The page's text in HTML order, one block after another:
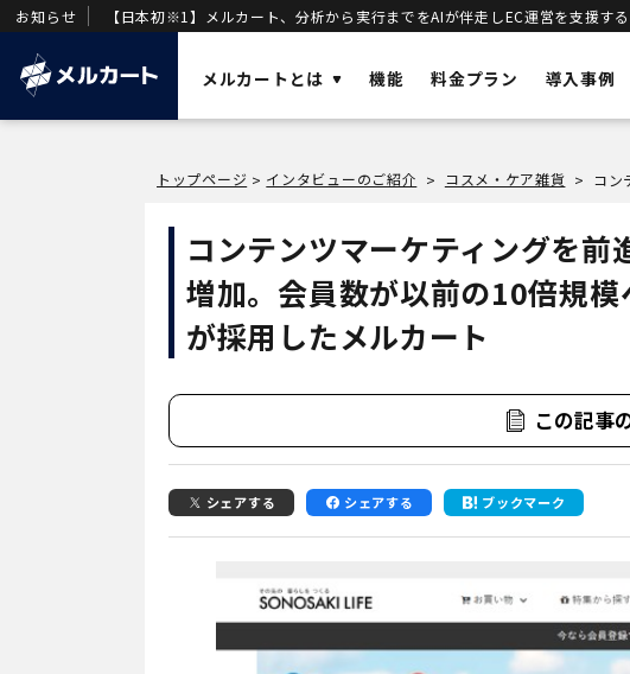
お知らせ 【日本初※1】メルカート、分析から実行までをAIが伴走しEC運営を支援す
メルカートとは
メルカートとは？
売上を加速させる「AIエージェント一体型
」を基盤に構築された次世代クラウド
OMO
DX
VOC
DWH
AIエージェント一体型DWH
機能 料金プラン 導入事例
トップページ > インタビューのご紹介 > コスメ・ケア雑貨 >
コンテンツマーケティングを
増加。会員数が以前の10倍規
が採用したメルカート
この記事
シェアする シェアする ブックマーク